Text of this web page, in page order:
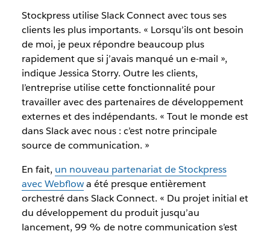
Stockpress utilise Slack Connect avec tous ses
clients les plus importants. « Lorsqu’ils ont besoin
de moi, je peux répondre beaucoup plus
rapidement que si j’avais manqué un e-mail »,
indique Jessica Storry. Outre les clients,
l’entreprise utilise cette fonctionnalité pour
travailler avec des partenaires de développement
externes et des indépendants. « Tout le monde est
dans Slack avec nous : c’est notre principale
source de communication. »
En fait, un nouveau partenariat de Stockpress
avec Webflowa été presque entièrement
orchestré dans Slack Connect. « Du projet initial et
du développement du produit jusqu’au
lancement, 99 % de notre communication s’est